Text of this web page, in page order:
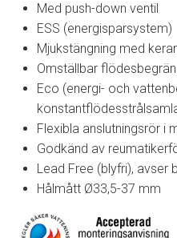
Med push-down ventil
ESS (energisparsystem)
Mjukstängning med
Omställbar
Eco (energi- och
Flexibla anslutningsrör i
Godkänd av
Lead Free (blyfri), avser
Hålmått Ø33,5-37 mm